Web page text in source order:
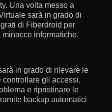
Una volta messo a
sarà in grado di
di Fiberdroid per
informatiche.
in grado di rilevare le
controllare gli accessi,
e ripristinare le
backup automatici